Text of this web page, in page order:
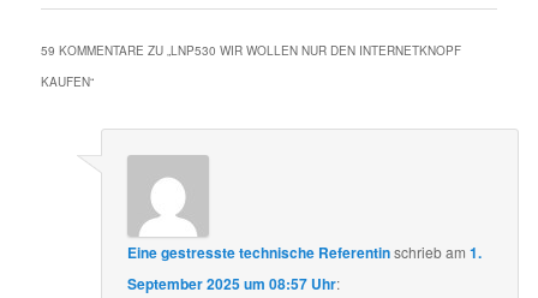
59 KOMMENTARE ZU „LNP530 WIR WOLLEN NUR DEN INTERNETKNOPF
KAUFEN“
Eine gestresste technische Referentinschriebam1.
September 2025 um 08:57 Uhr: